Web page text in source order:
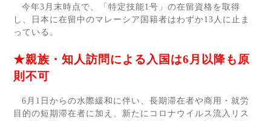
今年3 月末時点で、「特定技能1号」の在留資格を取得
し、日本に在留中のマレーシア国籍者はわずか13 人に止ま
っている。
★親族・知人訪問による入国は6 月以降も原
則不可
6 月 1 日からの水際緩和に伴い、長期滞在者や商用・就労
目的の短期滞在者に加え、新たにコロナウイルス流入リス